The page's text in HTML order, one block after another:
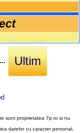
... Ultim
sunt proprietatea 7p.ro si nu
datelor cu caracter personal,